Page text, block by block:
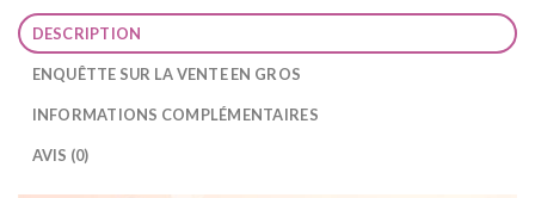
DESCRIPTION
ENQUÊTTE SUR LA VENTE EN GROS
INFORMATIONS COMPLÉMENTAIRES
AVIS (0)